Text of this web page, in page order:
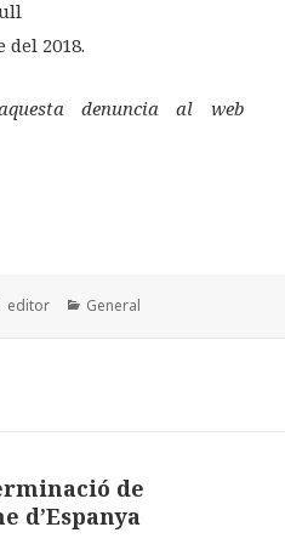
del 2018.
denuncia al web
Autor
editor Categories
General
de
d’Espanya